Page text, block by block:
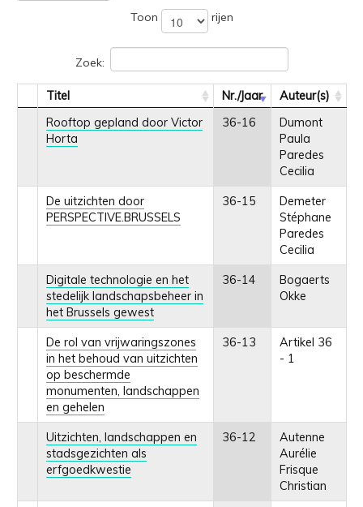
Toon rijen
Zoek:
Titel Nr./Jaar
Auteur(s)
Rooftop gepland door Victor
Horta
36-16
Dumont
Paula
Paredes
Cecilia
De uitzichten door
PERSPECTIVE.BRUSSELS
36-15
Demeter
Stéphane
Paredes
Cecilia
Digitale technologie en het
stedelijk landschapsbeheer in
het Brussels gewest
36-14
Bogaerts
Okke
De rol van vrijwaringszones
in het behoud van uitzichten
op beschermde
monumenten, landschappen
en gehelen
36-13
Artikel 36
- 1
Uitzichten, landschappen en
stadsgezichten als
erfgoedkwestie
36-12
Autenne
Aurélie
Frisque
Christian